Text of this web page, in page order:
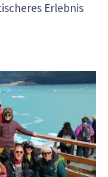
Erlebnis
Feuerland